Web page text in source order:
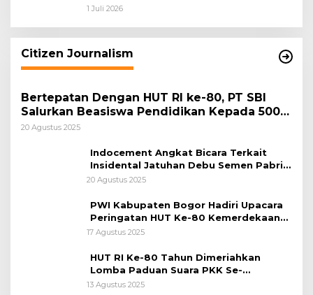
dan Pemkab Bogor Jadi Kunci Menjaga
1 Juli 2026
Citizen Journalism
Bertepatan Dengan HUT RI ke-80, PT SBI
Salurkan Beasiswa Pendidikan Kepada 500
Pelajar
20 Agustus 2025
Indocement Angkat Bicara Terkait
Insidental Jatuhan Debu Semen Pabrik
Citeureup
20 Agustus 2025
PWI Kabupaten Bogor Hadiri Upacara
Peringatan HUT Ke-80 Kemerdekaan
RI, di Lapangan Tegar Beriman
17 Agustus 2025
HUT RI Ke-80 Tahun Dimeriahkan
Lomba Paduan Suara PKK Se-
Kabupaten Bogor
13 Agustus 2025